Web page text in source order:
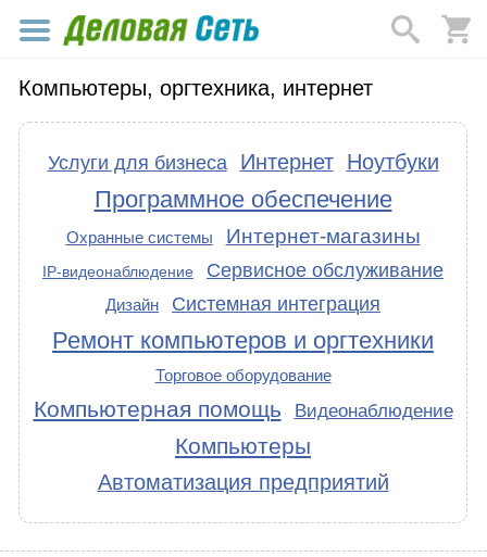
Компьютеры, оргтехника, интернет
Услуги для бизнеса Интернет Ноутбуки
Программное обеспечение
Охранные системы Интернет-магазины
IP-видеонаблюдение Сервисное обслуживание
Дизайн Системная интеграция
Ремонт компьютеров и оргтехники
Торговое оборудование
Компьютерная помощь Видеонаблюдение
Компьютеры
Автоматизация предприятий